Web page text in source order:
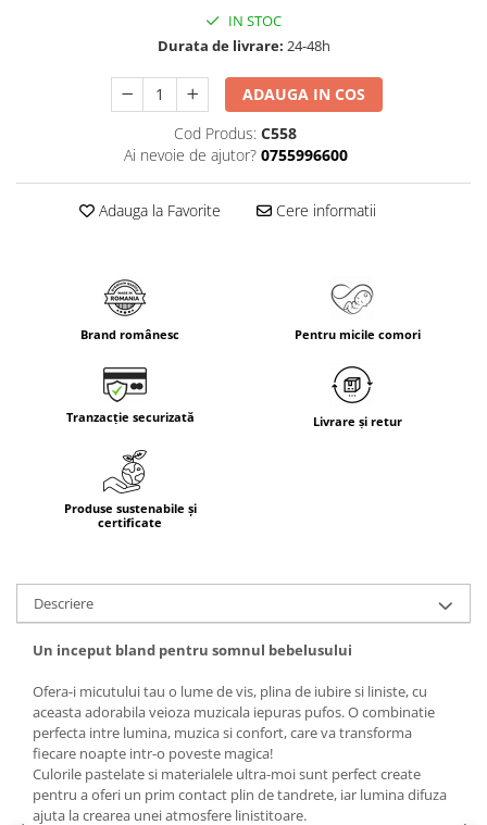
IN STOC
Durata de livrare: 24-48h
ADAUGA IN COS
Cod Produs: C558
Ai nevoie de ajutor? 0755996600
Adauga la Favorite Cere informatii
Brand românesc Pentru micile comori
Tranzacție securizată Livrare și retur
Produse sustenabile și
certificate
Descriere
Un inceput bland pentru somnul bebelusului
Ofera-i micutului tau o lume de vis, plina de iubire si liniste, cu
aceasta adorabila veioza muzicala iepuras pufos. O combinatie
perfecta intre lumina, muzica si confort, care va transforma
fiecare noapte intr-o poveste magica!
Culorile pastelate si materialele ultra-moi sunt perfect create
pentru a oferi un prim contact plin de tandrete, iar lumina difuza
ajuta la crearea unei atmosfere linistitoare.